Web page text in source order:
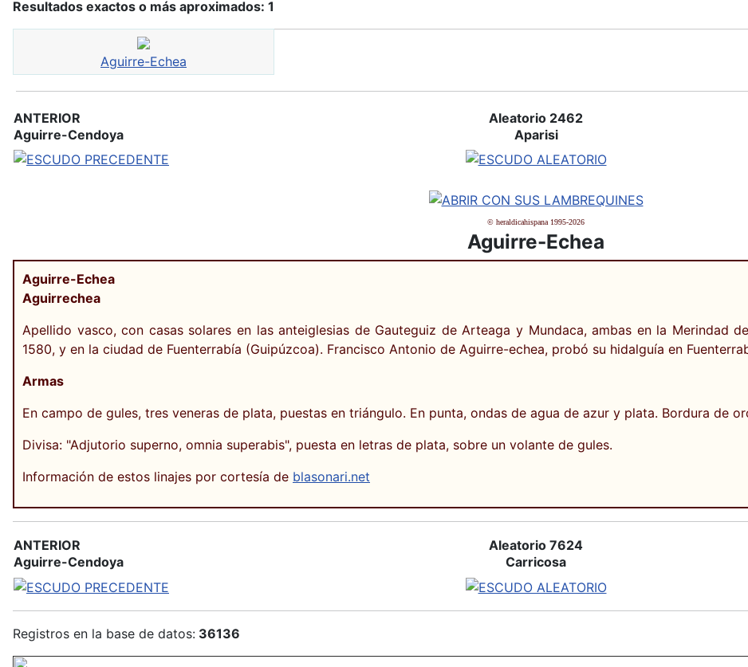
Resultados exactos o más aproximados: 1
Aguirre-Echea
ANTERIOR
Aguirre-Cendoya
Aleatorio 2462
Aparisi
© heraldicahispana 1995-2026
Aguirre-Echea
Aguirre-Echea
Aguirrechea
Apellido vasco, con casas solares en las anteiglesias de Gauteguiz de Arteaga y Mundaca, ambas en la Merindad
1580, y en la ciudad de Fuenterrabía (Guipúzcoa). Francisco Antonio de Aguirre-echea, probó su hidalguía en
Armas
En campo de gules, tres veneras de plata, puestas en triángulo. En punta, ondas de agua de azur y plata. Bordura de
Divisa: "Adjutorio superno, omnia superabis", puesta en letras de plata, sobre un volante de gules.
Información de estos linajes por cortesía de blasonari.net
ANTERIOR
Aguirre-Cendoya
Aleatorio 7624
Carricosa
Registros en la base de datos: 36136